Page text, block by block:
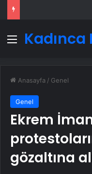
Menü
Kadınca
Anasayfa / Genel
Genel
Ekrem
gözaltına